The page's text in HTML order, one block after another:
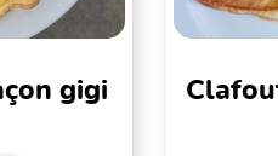
gigi
clafoutis aux mirabelles au